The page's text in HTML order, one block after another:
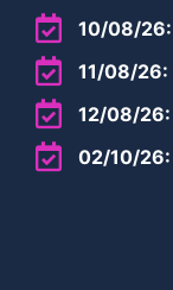
10/08/26:
11/08/26:
12/08/26:
02/10/26: